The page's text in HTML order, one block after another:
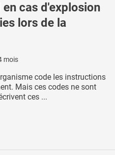
en cas d'explosion
lors de la
mois
code les instructions
Mais ces codes ne sont
ces ...